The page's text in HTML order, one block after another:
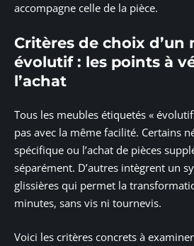
accompagne celle de la pièce.
Critères de choix d’un
évolutif : les points à
l’achat
Tous les meubles étiquetés «
pas avec la même facilité. Certains
spécifique ou l’achat de pièces
séparément. D’autres intègrent un
glissières qui permet la
minutes, sans vis ni tournevis.
Voici les critères concrets à